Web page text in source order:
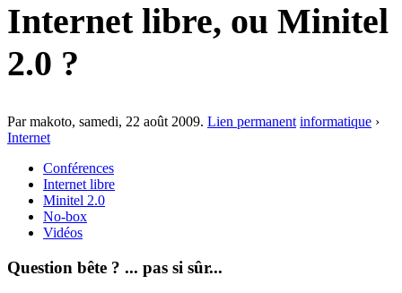
Internet libre, ou Minitel
2.0 ?
Par makoto, samedi, 22 août 2009. Lien permanent informatique ›
Internet
Conférences
Internet libre
Minitel 2.0
No-box
Vidéos
Question bête ? ... pas si sûr...